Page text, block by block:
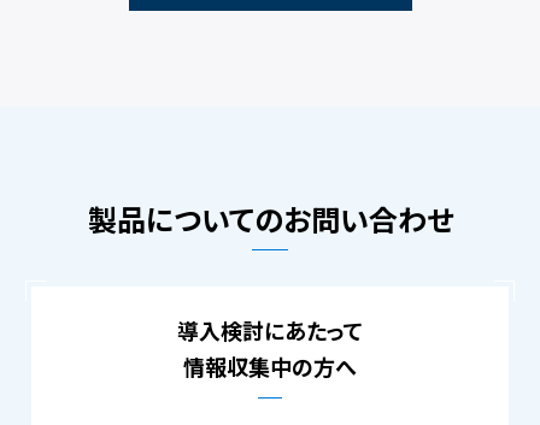
製品についてのお問い合わせ
導入検討にあたって
情報収集中の方へ